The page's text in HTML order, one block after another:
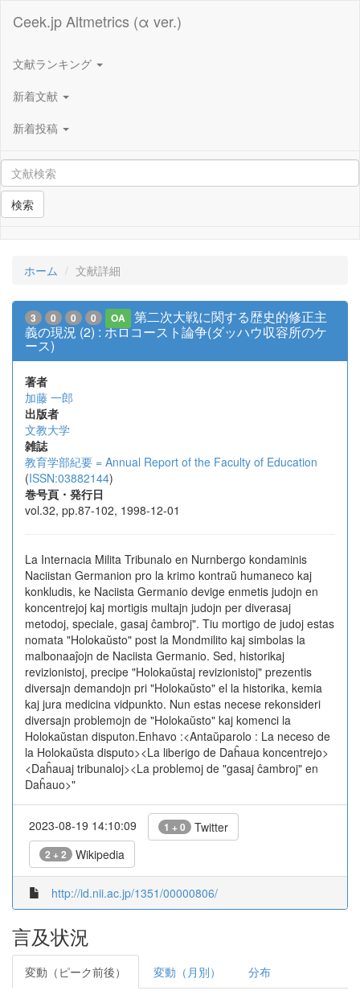
Ceek.jp Altmetrics (α ver.)
文献ランキング
新着文献
新着投稿
検索
ホーム 文献詳細
3 0 0 0 OA
第二次大戦に関する歴史的修正主
義の現況 (2) : ホロコースト論争(ダッハウ収容所のケ
ース)
著者
加藤 一郎
出版者
文教大学
雑誌
教育学部紀要 = Annual Report of the Faculty of Education
(ISSN:03882144)
巻号頁・発行日
vol.32, pp.87-102, 1998-12-01
La Internacia Milita Tribunalo en Nurnbergo kondaminis
Naciistan Germanion pro la krimo kontraŭ humaneco kaj
konkludis, ke Naciista Germanio devige enmetis judojn en
koncentrejoj kaj mortigis multajn judojn per diverasaj
metodoj, speciale, gasaj ĉambroj". Tiu mortigo de judoj estas
nomata "Holokaŭsto" post la Mondmilito kaj simbolas la
malbonaaĵojn de Naciista Germanio. Sed, historikaj
revizionistoj, precipe "Holokaŭstaj revizionistoj" prezentis
diversajn demandojn pri "Holokaŭsto" el la historika, kemia
kaj jura medicina vidpunkto. Nun estas necese rekonsideri
diversajn problemojn de "Holokaŭsto" kaj komenci la
Holokaŭstan disputon.Enhavo :<Antaŭparolo : La neceso de
la Holokaŭsta disputo><La liberigo de Daĥaua koncentrejo>
<Daĥauaj tribunaloj><La problemoj de "gasaj ĉambroj" en
Daĥauo>"
2023-08-19 14:10:09 1 + 0 Twitter
2 + 2 Wikipedia
http://id.nii.ac.jp/1351/00000806/
言及状況
変動（ピーク前後） 変動（月別） 分布